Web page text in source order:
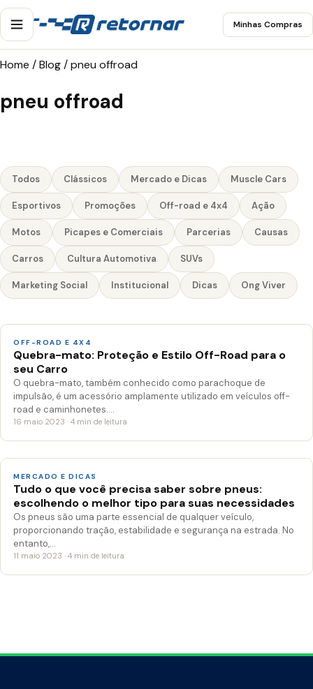
Minhas Compras
Home /Blog/pneu offroad
pneu offroad
Todos Clássicos Mercado e Dicas Muscle Cars
Esportivos Promoções Off-road e 4x4 Ação
Motos Picapes e Comerciais Parcerias Causas
Carros Cultura Automotiva SUVs
Marketing Social Institucional Dicas Ong Viver
OFF-ROAD E 4X4
Quebra-mato: Proteção e Estilo Off-Road para o
seu Carro
O quebra-mato, também conhecido como parachoque de
impulsão, é um acessório amplamente utilizado em veículos off-
road e caminhonetes.…
16 maio 2023 · 4 min de leitura
MERCADO E DICAS
Tudo o que você precisa saber sobre pneus:
escolhendo o melhor tipo para suas necessidades
Os pneus são uma parte essencial de qualquer veículo,
proporcionando tração, estabilidade e segurança na estrada. No
entanto,…
11 maio 2023 · 4 min de leitura